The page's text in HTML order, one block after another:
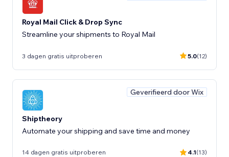
Royal Mail Click & Drop Sync
Streamline your shipments to Royal Mail
3 dagen gratis uitproberen 5.0(12)
Geverifieerd door Wix
Shiptheory
Automate your shipping and save time and money
14 dagen gratis uitproberen 4.1(13)